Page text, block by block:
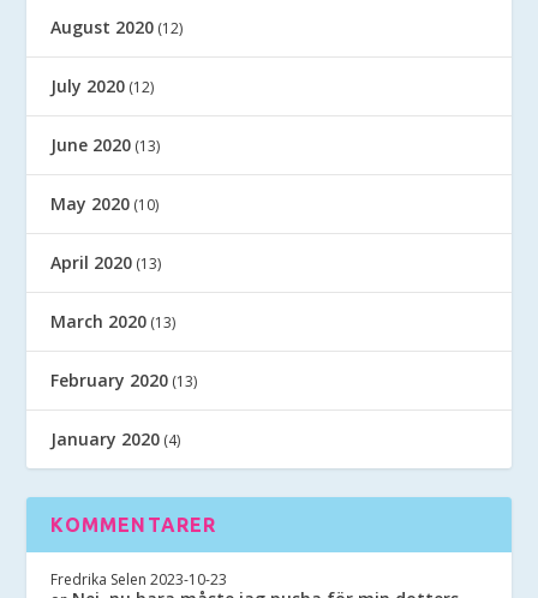
August 2020 (12)
July 2020 (12)
June 2020 (13)
May 2020 (10)
April 2020 (13)
March 2020 (13)
February 2020 (13)
January 2020 (4)
KOMMENTARER
Fredrika Selen 2023-10-23